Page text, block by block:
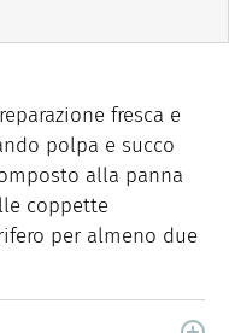
fresca e
polpa e succo
alla panna
coppette
per almeno due